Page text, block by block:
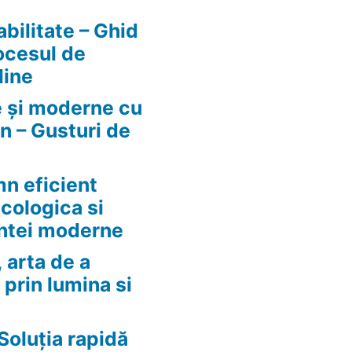
– Ghid
de
moderne cu
– Gusturi de
eficient
si
moderne
de a
lumina si
rapidă